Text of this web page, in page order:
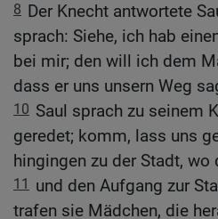
8 Der Knecht antwortete
sprach: Siehe, ich hab
bei mir; den will ich dem
dass er uns unsern Weg
10 Saul sprach zu seinem
geredet; komm, lass uns
hingingen zu der Stadt, wo
11
und den Aufgang zur
trafen sie Mädchen, die